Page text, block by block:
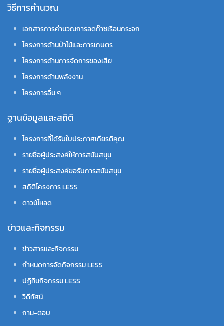
วิธีการคำนวณ
เอกสารการคำนวณการลดก๊าซเรือนกระจก
โครงการด้านป่าไม้และการเกษตร
โครงการด้านการจัดการของเสีย
โครงการด้านพลังงาน
โครงการอื่น ๆ
ฐานข้อมูลและสถิติ
โครงการที่ได้รับใบประกาศเกียรติคุณ
รายชื่อผู้ประสงค์ให้การสนับสนุน
รายชื่อผู้ประสงค์ขอรับการสนับสนุน
สถิติโครงการ LESS
ดาวน์โหลด
ข่าวและกิจกรรม
ข่าวสารและกิจกรรม
กำหนดการจัดกิจกรรม LESS
ปฏิทินกิจกรรม LESS
วิดีทัศน์
ถาม-ตอบ